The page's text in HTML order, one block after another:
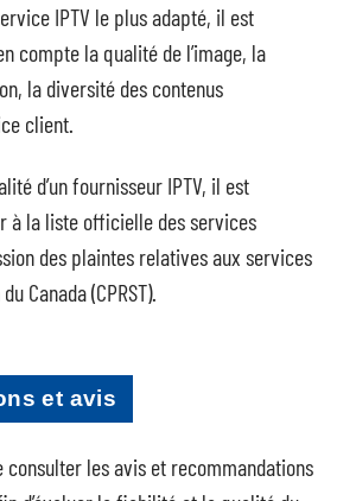
IPTV le plus adapté, il est
compte la qualité de l’image, la
la diversité des contenus
client.
d’un fournisseur IPTV, il est
à la liste officielle des services
des plaintes relatives aux services
Canada (CPRST).
et avis
consulter les avis et recommandations